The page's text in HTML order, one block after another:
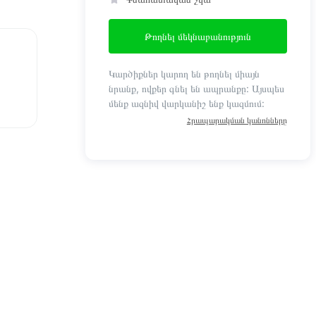
Թողնել մեկնաբանություն
Կարծիքներ կարող են թողնել միայն
նրանք, ովքեր գնել են ապրանքը: Այսպես
մենք ազնիվ վարկանիշ ենք կազմում:
Հրապարակման կանոնները